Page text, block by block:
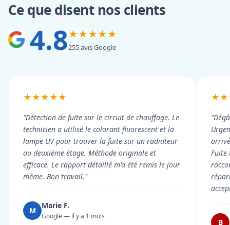
Ce que disent nos clients
4.8★★★★★
255 avis Google
★★★★★
"Détection de fuite sur le circuit de chauffage. Le
technicien a utilisé le colorant fluorescent et la
lampe UV pour trouver la fuite sur un radiateur
au deuxième étage. Méthode originale et
efficace. Le rapport détaillé m'a été remis le jour
même. Bon travail."
M
Marie F.
Google — il y a 1 mois
Fuite
B